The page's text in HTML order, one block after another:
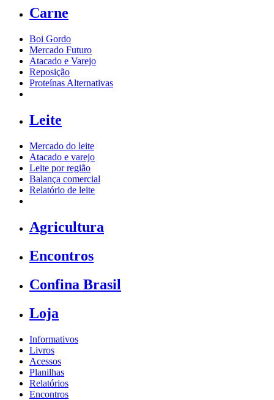
Carne
Boi Gordo
Mercado Futuro
Atacado e Varejo
Reposição
Proteínas Alternativas
Leite
Mercado do leite
Atacado e varejo
Leite por região
Balança comercial
Relatório de leite
Agricultura
Encontros
Confina Brasil
Loja
Informativos
Livros
Acessos
Planilhas
Relatórios
Encontros